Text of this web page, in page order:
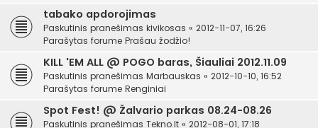
tabako apdorojimas
Paskutinis pranešimas kivikosas « 2012-11-07, 16:26
Parašytas forume Prašau žodžio!
KILL 'EM ALL @ POGO baras, Šiauliai 2012.11.09
Paskutinis pranešimas Marbauskas « 2012-10-10, 16:52
Parašytas forume Renginiai
Spot Fest! @ Žalvario parkas 08.24-08.26
Paskutinis pranešimas Tekno.lt « 2012-08-01, 17:18